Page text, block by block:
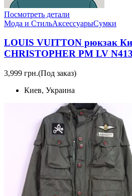
Посмотреть детали
Мода и СтильАксессуарыСумки
LOUIS VUITTON рюкзак
CHRISTOPHER PM LV
3,999 грн.(Под заказ)
Киев, Украина